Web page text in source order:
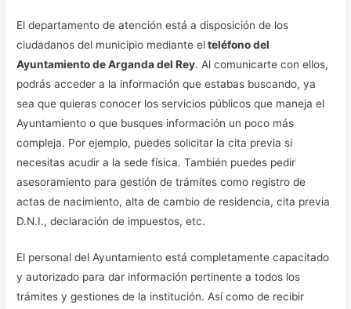
El departamento de atención está a disposición de los
ciudadanos del municipio mediante elteléfono del
Ayuntamiento de Arganda del Rey. Al comunicarte con ellos,
podrás acceder a la información que estabas buscando, ya
sea que quieras conocer los servicios públicos que maneja el
Ayuntamiento o que busques información un poco más
compleja. Por ejemplo, puedes solicitar la cita previa si
necesitas acudir a la sede física. También puedes pedir
asesoramiento para gestión de trámites como registro de
actas de nacimiento, alta de cambio de residencia, cita previa
D.N.I., declaración de impuestos, etc.
El personal del Ayuntamiento está completamente capacitado
y autorizado para dar información pertinente a todos los
trámites y gestiones de la institución. Así como de recibir